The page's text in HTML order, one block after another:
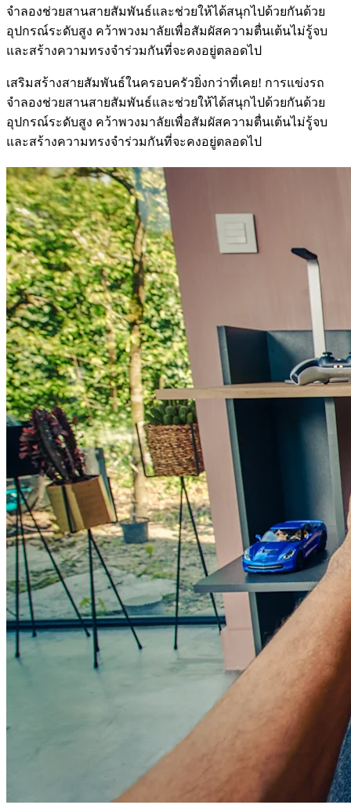
จำลองช่วยสานสายสัมพันธ์และช่วยให้ได้สนุกไปด้วยกันด้วย
อุปกรณ์ระดับสูง คว้าพวงมาลัยเพื่อสัมผัสความตื่นเต้นไม่รู้จบ
และสร้างความทรงจำร่วมกันที่จะคงอยู่ตลอดไป
เสริมสร้างสายสัมพันธ์ในครอบครัวยิ่งกว่าที่เคย! การแข่งรถ
จำลองช่วยสานสายสัมพันธ์และช่วยให้ได้สนุกไปด้วยกันด้วย
อุปกรณ์ระดับสูง คว้าพวงมาลัยเพื่อสัมผัสความตื่นเต้นไม่รู้จบ
และสร้างความทรงจำร่วมกันที่จะคงอยู่ตลอดไป